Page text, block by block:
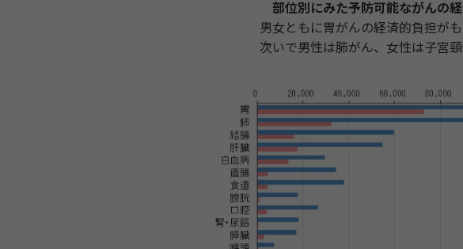
部位別にみた予防可能ながんの
男女ともに胃がんの経済的負担が
次いで男性は肺がん、女性は子宮